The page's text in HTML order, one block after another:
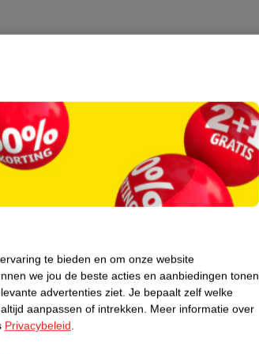
te bieden en om onze website
we jou de beste acties en aanbiedingen tonen
advertenties ziet. Je bepaalt zelf welke
aanpassen of intrekken. Meer informatie over
Privacybeleid.